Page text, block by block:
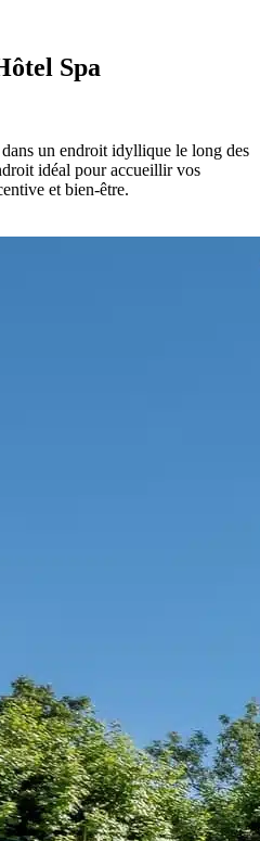
Spa
un endroit idyllique le long des
idéal pour accueillir vos
et bien-être.